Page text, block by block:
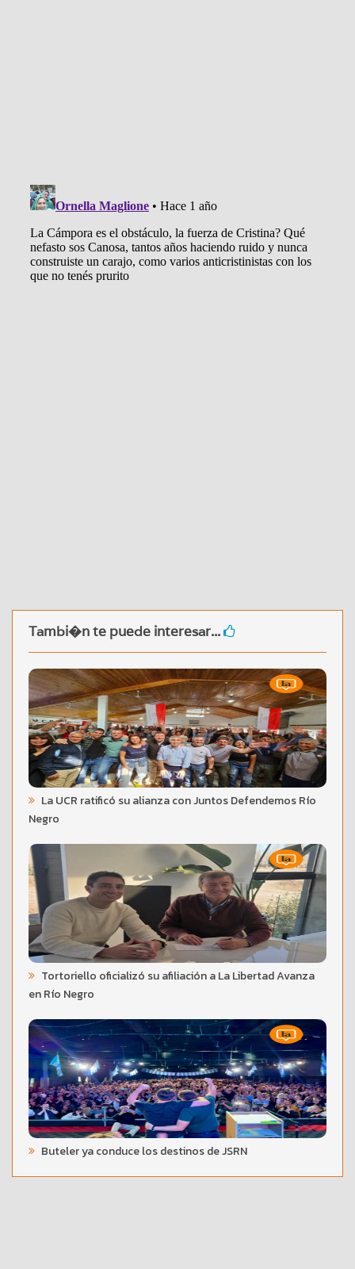
Tambi�n te puede interesar...
La UCR ratificó su alianza con Juntos Defendemos Río
Negro
Tortoriello oficializó su afiliación a La Libertad Avanza
en Río Negro
Buteler ya conduce los destinos de JSRN